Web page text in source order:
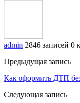
admin 2846 записей 0
Предыдущая запись
Как оформить ДТП
Следующая запись